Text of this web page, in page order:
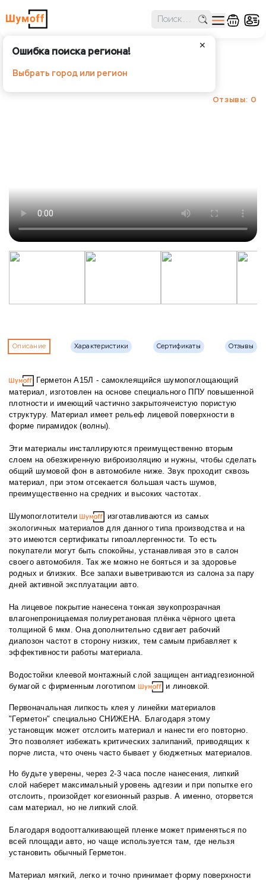
✕
Ошибка поиска региона!
Выбрать город или регион
Отзывы: 0
Описание Характеристики Сертификаты Отзывы
Герметон А15Л - самоклеящийся шумопоглощающий
материал, изготовлен на основе специального ППУ повышенной
плотности и имеющий частично закрытоячеистую пористую
структуру. Материал имеет рельеф лицевой поверхности в
форме пирамидок (волны).
Эти материалы инсталлируются преимущественно вторым
слоем на обезжиренную виброизоляцию и нужны, чтобы сделать
общий шумовой фон в автомобиле ниже. Звук проходит сквозь
материал, при этом отсекается большая часть шумов,
преимущественно на средних и высоких частотах.
Шумопоглотители
изготавливаются из самых
экологичных материалов для данного типа производства и на
это имеются сертификаты гипоаллергенности. То есть
покупатели могут быть спокойны, устанавливая это в салон
своего автомобиля. Так же можно не бояться и за здоровье
родных и близких. Все запахи выветриваются из салона за пару
дней активной эксплуатации авто.
На лицевое покрытие нанесена тонкая звукопрозрачная
влагонепроницаемая полиуретановая плёнка чёрного цвета
толщиной 6 мкм. Она дополнительно сдвигает рабочий
диапозон частот в сторону низких, тем самым прибавляет к
эффективности работы материала.
Водостойки клеевой монтажный слой защищен антиадгезионной
бумагой с фирменным логотипом
и линовкой.
Первоначальная липкость клея у линейки материалов
"Герметон" специально СНИЖЕНА. Благодаря этому
установщик может отслоить материал и нанести его повторно.
Это позволяет избежать критических залипаний, приводящих к
порче листа, что очень часто бывает у бюджетных материалов.
Но будьте уверены, через 2-3 часа после нанесения, липкий
слой наберет максимальный уровень адгезии и при попытке его
отслоить, произойдет когезионный разрыв. А именно, оторвется
сам материал, но не липкий слой.
Благодаря водоотталкивающей пленке может применяться по
всей площади авто, но чаще используется там, где нельзя
установить обычный Герметон.
Материал мягкий, легко и точно принимает форму поверхности